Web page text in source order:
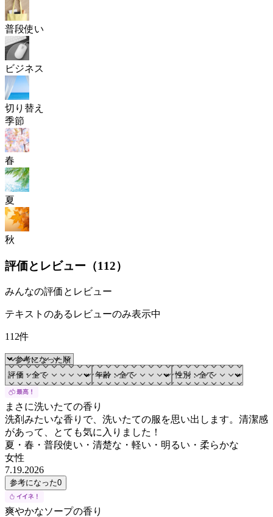
普段使い
ビジネス
切り替え
季節
春
夏
秋
評価とレビュー（112）
みんなの評価とレビュー
テキストのあるレビューのみ表示中
112件
まさに洗いたての香り
洗剤みたいな香りで、洗いたての服を思い出します。清潔感
があって、とても気に入りました！
夏・春・普段使い・清楚な・軽い・明るい・柔らかな
女性
7.19.2026
参考になった0
爽やかなソープの香り